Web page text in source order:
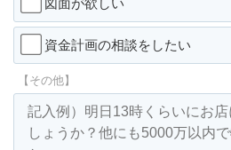
資金計画の相談をしたい
【その他】